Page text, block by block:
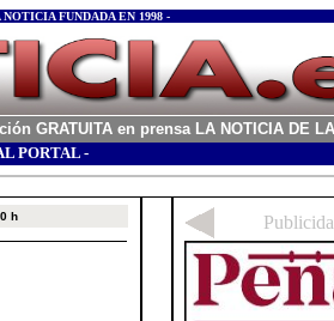
FUNDADA EN 1998 -
GRATUITA en prensa LA NOTICIA DE
PORTAL -
h